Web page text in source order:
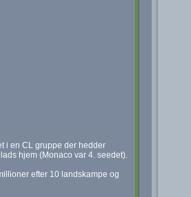
i en CL gruppe der hedder
hjem (Monaco var 4. seedet).
efter 10 landskampe og